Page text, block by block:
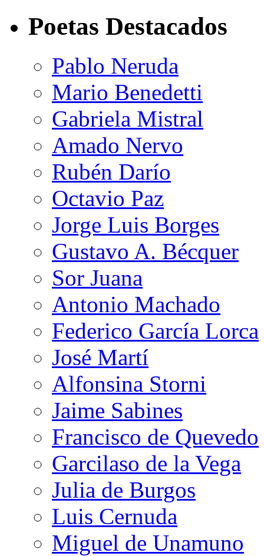
Poetas Destacados
Pablo Neruda
Mario Benedetti
Gabriela Mistral
Amado Nervo
Rubén Darío
Octavio Paz
Jorge Luis Borges
Gustavo A. Bécquer
Sor Juana
Antonio Machado
Federico García Lorca
José Martí
Alfonsina Storni
Jaime Sabines
Francisco de Quevedo
Garcilaso de la Vega
Julia de Burgos
Luis Cernuda
Miguel de Unamuno